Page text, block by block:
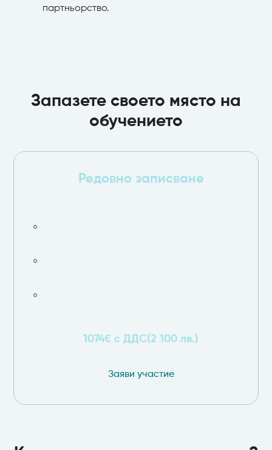
партньорство.
Запазете своето място на
обучението
Редовно записване
1074€ с ДДС(2 100 лв.)
Заяви участие